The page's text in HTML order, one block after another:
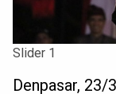
Slider 1
Denpasar, 23/